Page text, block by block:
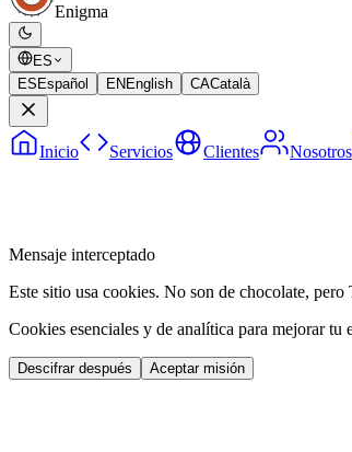
Enigma
ES
ES Español EN English CACatalà
Inicio Servicios Clientes Nosotros
Mensaje interceptado
Este sitio usa cookies. No son de chocolate, pero
Cookies esenciales y de analítica para mejorar tu
Descifrar después Aceptar misión